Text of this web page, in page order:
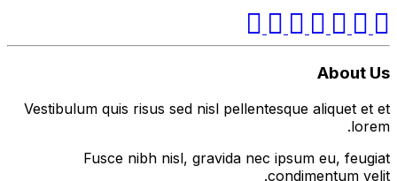
About Us
Vestibulum quis risus sed nisl pellentesque aliquet et et
lorem.
Fusce nibh nisl, gravida nec ipsum eu, feugiat
condimentum velit.